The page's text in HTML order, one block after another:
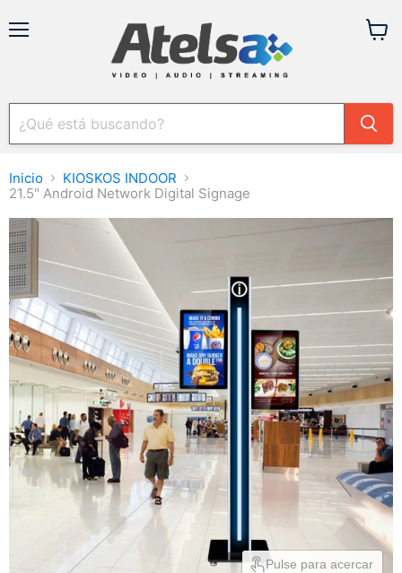
Inicio
KIOSKOS INDOOR
21.5" Android Network Digital Signage
Pulse para acercar